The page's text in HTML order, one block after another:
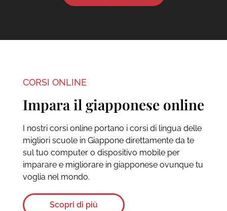
CORSI ONLINE
Impara il giapponese online
I nostri corsi online portano i corsi di lingua delle
migliori scuole in Giappone direttamente da te
sul tuo computer o dispositivo mobile per
imparare e migliorare in giapponese ovunque tu
voglia nel mondo.
Scopri di più